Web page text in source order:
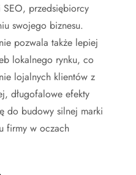
SEO, przedsiębiorcy
swojego biznesu.
pozwala także lepiej
lokalnego rynku, co
lojalnych klientów z
długofalowe efekty
do budowy silnej marki
firmy w oczach